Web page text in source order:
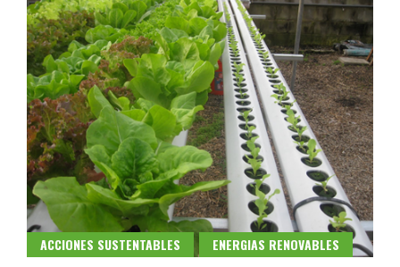
ACCIONES SUSTENTABLES ENERGIAS RENOVABLES